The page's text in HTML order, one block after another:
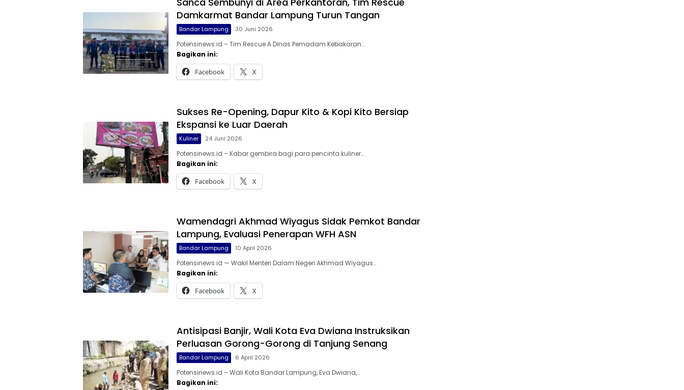
Damkarmat Bandar Lampung Turun Tangan
Bandar Lampung 30 Juni 2026
Potensinews.id – Tim Rescue A Dinas Pemadam Kebakaran…
Bagikan ini:
Facebook X
Sukses Re-Opening, Dapur Kito & Kopi Kito Bersiap
Ekspansi ke Luar Daerah
Kuliner 24 Juni 2026
Potensinews.id – Kabar gembira bagi para pencinta kuliner…
Bagikan ini:
Facebook X
Wamendagri Akhmad Wiyagus Sidak Pemkot Bandar
Lampung, Evaluasi Penerapan WFH ASN
Bandar Lampung 10 April 2026
Potensinews.id — Wakil Menteri Dalam Negeri Akhmad Wiyagus…
Bagikan ini:
Facebook X
Antisipasi Banjir, Wali Kota Eva Dwiana Instruksikan
Perluasan Gorong-Gorong di Tanjung Senang
Bandar Lampung 6 April 2026
Potensinews.id – Wali Kota Bandar Lampung, Eva Dwiana,…
Bagikan ini: